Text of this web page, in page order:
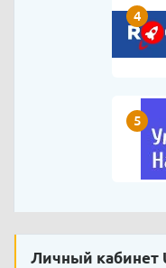
4
5
Личный кабинет